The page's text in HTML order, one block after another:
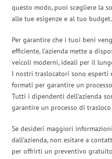
questo modo, puoi scegliere la
alle tue esigenze e al tuo budget.
Per garantire che i tuoi beni
efficiente, l’azienda mette a
veicoli moderni, ideali per il
I nostri traslocatori sono esperti
formati per garantire un
Tutti i dipendenti dell’azienda
garantire un processo di
Se desideri maggiori
dall’azienda, non esitare a
per offrirti un preventivo gratuito